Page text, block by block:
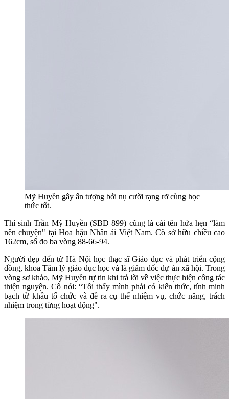
Mỹ Huyền gây ấn tượng bởi nụ cười rạng rỡ cùng học
thức tốt.
Thí sinh Trần Mỹ Huyền (SBD 899) cũng là cái tên hứa hẹn “làm
nên chuyện" tại Hoa hậu Nhân ái Việt Nam. Cô sở hữu chiều cao
162cm, số đo ba vòng 88-66-94.
Người đẹp đến từ Hà Nội học thạc sĩ Giáo dục và phát triển cộng
đồng, khoa Tâm lý giáo dục học và là giám đốc dự án xã hội. Trong
vòng sơ khảo, Mỹ Huyền tự tin khi trả lời về việc thực hiện công tác
thiện nguyện. Cô nói: “Tôi thấy mình phải có kiến thức, tính minh
bạch từ khâu tổ chức và đề ra cụ thể nhiệm vụ, chức năng, trách
nhiệm trong từng hoạt động".